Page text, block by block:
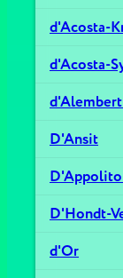
d'Acosta-
d'Acosta-
D'Ansit
D'Hondt-
d'Or